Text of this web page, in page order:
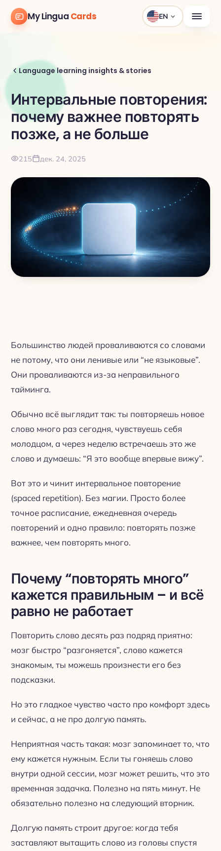
My Lingua Cards EN
Language learning insights & stories
Интервальные повторения:
почему важнее повторять
позже, а не больше
215 дек. 24, 2025
Большинство людей проваливаются со словами
не потому, что они ленивые или “не языковые”.
Они проваливаются из-за неправильного
тайминга.
Обычно всё выглядит так: ты повторяешь новое
слово много раз сегодня, чувствуешь себя
молодцом, а через неделю встречаешь это же
слово и думаешь: “Я это вообще впервые вижу”.
Вот это и чинит интервальное повторение
(spaced repetition). Без магии. Просто более
точное расписание, ежедневная очередь
повторений и одно правило: повторять позже
важнее, чем повторять много.
Почему “повторять много”
кажется правильным – и всё
равно не работает
Повторить слово десять раз подряд приятно:
мозг быстро “разгоняется”, слово кажется
знакомым, ты можешь произнести его без
подсказки.
Но это гладкое чувство часто про комфорт здесь
и сейчас, а не про долгую память.
Неприятная часть такая: мозг запоминает то, что
ему кажется нужным. Если ты гоняешь слово
внутри одной сессии, мозг может решить, что это
временная задачка. Полезно на пять минут. Не
обязательно полезно на следующий вторник.
Долгую память строит другое: когда тебя
заставляют вытащить слово из головы спустя